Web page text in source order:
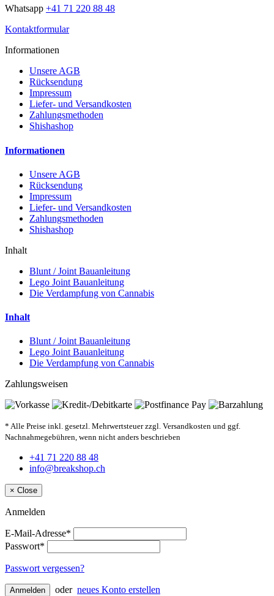
Whatsapp +41 71 220 88 48
Kontaktformular
Informationen
Unsere AGB
Rücksendung
Impressum
Liefer- und Versandkosten
Zahlungsmethoden
Shishashop
Informationen
Unsere AGB
Rücksendung
Impressum
Liefer- und Versandkosten
Zahlungsmethoden
Shishashop
Inhalt
Blunt / Joint Bauanleitung
Lego Joint Bauanleitung
Die Verdampfung von Cannabis
Inhalt
Blunt / Joint Bauanleitung
Lego Joint Bauanleitung
Die Verdampfung von Cannabis
Zahlungsweisen
* Alle Preise inkl. gesetzl. Mehrwertsteuer zzgl. Versandkosten und ggf.
Nachnahmegebühren, wenn nicht anders beschrieben
+41 71 220 88 48
info@breakshop.ch
× Close
Anmelden
E-Mail-Adresse*
Passwort*
Passwort vergessen?
Anmelden oder neues Konto erstellen